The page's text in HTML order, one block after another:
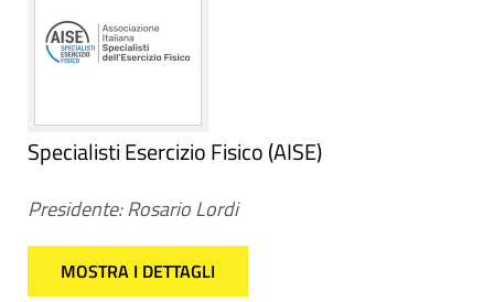
Specialisti Esercizio Fisico (AISE)
Presidente: Rosario Lordi
MOSTRA I DETTAGLI